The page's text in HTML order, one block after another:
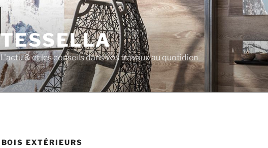
TESSELLA
L'actu & et les conseils dans vos travaux au quotidien
BOIS EXTÉRIEURS